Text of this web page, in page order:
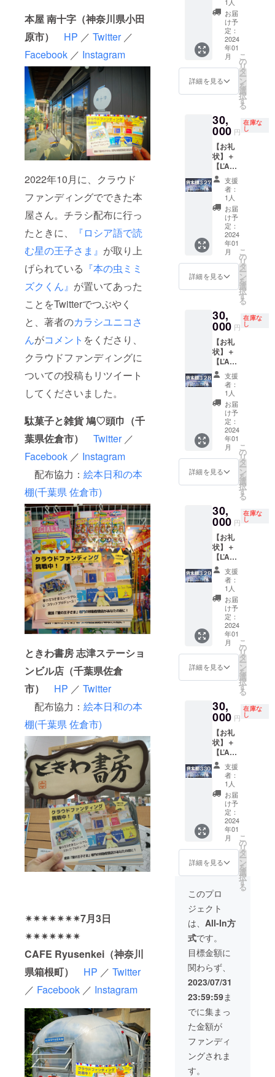
本屋 南十字（神奈川県小田
原市）
HP ／ Twitter／
Facebook ／ Instagram
2022年10月に、クラウド
ファンディングでできた本
屋さん。チラシ配布に行っ
たときに、
『ロシア語で読
む星の王子さま』 が取り上
げられている 『本の虫ミミ
ズクくん』 が置いてあった
ことをTwitterでつぶやく
と、著者のカラシユニコさ
んがコメント をくださり、
クラウドファンディングに
ついての投稿もリツイート
してくださいました。
駄菓子と雑貨 鳩♡頭巾（千
葉県佐倉市）
Twitter／
Facebook ／ Instagram
配布協力： 絵本日和の本
棚(千葉県 佐倉市)
ときわ書房 志津ステーショ
ンビル店（千葉県佐倉
市） HP ／ Twitter
配布協力： 絵本日和の本
棚(千葉県 佐倉市)
✴︎✴︎✴︎✴︎✴︎✴︎✴︎7月3日
✴︎✴︎✴︎✴︎✴︎✴︎✴︎
CAFE Ryusenkei（神奈川
県箱根町）
HP ／ Twitter
／ Facebook ／ Instagram
てくだ
さい！
た、お
礼の
メール
をさせ
ていた
だきま
す。ま
ラウド
ファン
ディン
グの進
捗報
告、移
動型書
店の出
店情
報、
『星の
王子さ
ま』や
サン=テ
グジュ
ペリに
関する
ルさせ
ていた
だきま
す
（メー
ルが不
要な場
合は、
備考欄
にてお
知らせ
くださ
い）。
ングす
る費用
（35万
円程
度）で
は、実
は車体
ラッピ
ングで
ん。そ
のた
め、こ
ちらの
ご支援
は、主
に移動
型書店
のラッ
ピング
を充実
させる
ために
使用さ
せてい
ただき
ます。
「王子
さま」
を見る
たびに
いった
い何を
思って
いたの
でしょ
うか。
「星」
ひとつ
ひとつ
に込め
られた
支援者
の方々
の思い
ととも
に、移
動型書
らせて
いきた
いと思
いま
す。 ＼
他人が
見たら
ただの
ありふ
れた
星。だ
けど、
あなた
にだけ
は分か
る特別
な
「星」
を移動
に載せ
て走り
ます！
／ ま
た、お
礼の
メール
をさせ
ていた
だきま
す。ま
た、ク
ラウド
ファン
ディン
グの進
捗報
店の出
店情
報、
『星の
王子さ
ま』や
サン=テ
グジュ
ペリに
関する
情報な
どを随
時メー
ルさせ
ていた
だきま
す
（メー
ルが不
要な場
合は、
備考欄
にてお
知らせ
くださ
い）。
事前に
ご相談
くださ
い（移
動型書
店は来
ませ
ん）。
また、
ングの
進捗報
告、移
動型書
店の出
店情
報、
『星の
王子さ
ま』や
サン=テ
グジュ
ペリに
関する
情報な
時メー
ルさせ
す
（メー
ルが不
要な場
合は、
備考欄
にてお
知らせ
くださ
い）。
ので、
事前に
ご相談
くださ
い。 ま
た、ク
ラウド
ファン
ディン
動型書
店の出
店情
報、
『星の
王子さ
ま』や
サン=テ
グジュ
ペリに
関する
情報な
どを随
時メー
ルさせ
だきま
す
要な場
合は、
備考欄
にてお
知らせ
くださ
い）。
時補充
可能。
販売手
数料は
料）。
販売期
間は移
行販売
の本の
納品
後）お
およそ
１年で
す。た
だし、
各本棚
は、
『星の
王子さ
ま』に
出てく
る小惑
星を
テーマ
きるだ
けその
テーマ
に合っ
た本を
ご用意
くださ
い（各
小惑星
＝各本
棚につ
き１名
様限定
のリ
ターン
す）。
一緒に
本棚を
作りま
しょ
う！
（例）
あくま
で店主
による
選書で
す。小
惑星の
住人か
らイ
メージ
される
様の選
書のセ
にして
おりま
す。
小惑星
３２５
（王さ
まの
星）：
政治に
関する
た、ク
ラウド
ファン
ディン
捗報
告、移
店の出
店情
報、
『星の
王子さ
ま』や
サン=テ
グジュ
ペリに
関する
情報な
どを随
時メー
ルさせ
ていた
だきま
す
（メー
ゼッ
ト)：お
楽しみ
本】＋
【移動
型書店
での販
売権
（１箱
分）】
書店で
あなた
の本を
代行販
売しま
す（１
箱分：
20冊程
度。随
時補充
可能。
販売手
数料は
料）。
販売期
間は移
行販売
の本の
納品
後）お
およそ
１年で
す。た
だし、
各本棚
は、
『星の
王子さ
ま』に
出てく
る小惑
星を
テーマ
きるだ
けその
テーマ
に合っ
た本を
ご用意
くださ
い（各
小惑星
＝各本
棚につ
き１名
様限定
のリ
ターン
す）。
一緒に
本棚を
作りま
しょ
う！
（例）
あくま
で店主
による
選書で
す。小
惑星の
住人か
らイ
メージ
される
様の選
書のセ
楽しみ
にして
おりま
す。
小惑星
３２６
（うぬ
ぼれ屋
の
星）：
ファッ
ション
に関す
る本・
自己啓
発本 ま
た、ク
ラウド
お届
け予
定：
2024
年01
月
詳細を見る
こ
の
リ
タ
ー
ン
を
選
択
す
る
30,
000 円
在庫な
し
【お礼
状】＋
【L’Am
usette(
ラ・
ミュ
ゼッ
ト)：お
楽しみ
本】＋
【移動
型書店
での販
売権
（１箱
分）】
書店で
あなた
の本を
代行販
売しま
す（１
箱分：
20冊程
度。随
時補充
可能。
販売手
数料は
料）。
販売期
間は移
行販売
の本の
納品
後）お
およそ
１年で
す。た
だし、
各本棚
は、
『星の
王子さ
ま』に
出てく
る小惑
星を
テーマ
きるだ
けその
テーマ
に合っ
た本を
ご用意
くださ
い（各
小惑星
＝各本
棚につ
き１名
様限定
のリ
ターン
す）。
一緒に
書店の
本棚を
作りま
しょ
（例）
あくま
で店主
による
選書で
す。小
惑星の
住人か
らイ
メージ
される
支援者
様の選
支援
者：
1人
お届
け予
定：
2024
年01
月
詳細を見る
こ
の
リ
タ
ー
ン
を
選
択
す
る
30,
000 円
在庫な
し
【お礼
状】＋
【L’Am
usette(
ラ・
ミュ
ゼッ
ト)：お
楽しみ
本】＋
【移動
型書店
での販
売権
（１箱
分）】
書店で
あなた
の本を
代行販
売しま
す（１
箱分：
20冊程
度。随
時補充
可能。
販売手
数料は
料）。
販売期
間は移
行販売
の本の
納品
後）お
およそ
１年で
す。た
だし、
各本棚
は、
『星の
王子さ
ま』に
出てく
る小惑
星を
テーマ
で、で
けその
テーマ
に合っ
た本を
ご用意
くださ
い（各
小惑星
棚につ
き１名
様限定
のリ
ターン
で
す）。
支援
者：
1人
お届
け予
定：
2024
年01
月
詳細を見る
こ
の
リ
タ
ー
ン
を
選
択
す
る
30,
000 円
在庫な
し
【お礼
状】＋
【L’Am
usette(
ラ・
ミュ
ゼッ
ト)：お
楽しみ
本】＋
【移動
型書店
での販
売権
（１箱
分）】
書店で
あなた
の本を
代行販
売しま
す（１
箱分：
20冊程
度。随
時補充
可能。
販売手
数料は
料）。
販売期
間は移
後（代
行販売
の本の
納品
後）お
およそ
１年で
す。た
だし、
各本棚
は、
『星の
王子さ
ま』に
出てく
る小惑
星を
テーマ
支援
者：
1人
お届
け予
定：
2024
年01
月
詳細を見る
こ
の
リ
タ
ー
ン
を
選
択
す
る
30,
000 円
在庫な
し
【お礼
状】＋
【L’Am
usette(
ラ・
ミュ
ゼッ
ト)：お
楽しみ
本】＋
【移動
型書店
での販
売権
（１箱
分）】
移動型
書店で
あなた
の本を
代行販
売しま
す（１
箱分：
20冊程
度。随
時補充
可能。
販売手
数料は
無
料）。
販売期
間は移
支援
者：
1人
お届
け予
定：
2024
年01
月
詳細を見る
こ
の
リ
タ
ー
ン
を
選
択
す
る
このプロ
ジェクト
は、 All-In方
式です。
目標金額に
関わらず、
2023/07/31
23:59:59ま
でに集まっ
た金額が
ファンディ
ングされま
す。